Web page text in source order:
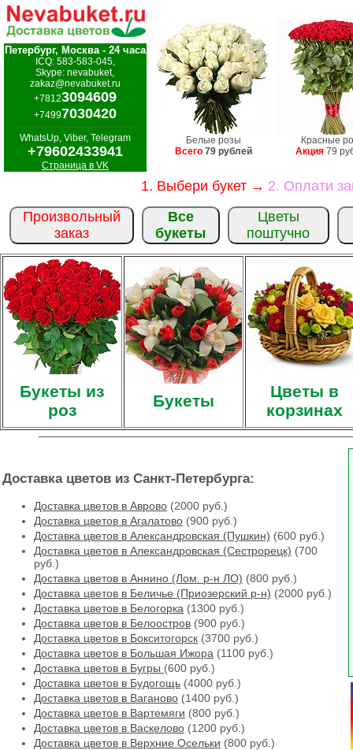
Петербург, Москва - 24 часа
ICQ: 583-583-045,
Skype: nevabuket,
zakaz@nevabuket.ru
+78123094609
+74997030420
WhatsUp, Viber, Telegram
+79602433941
Страница в VK
Белые розы
Всего 79 рублей
Красные
Акция 79
1. Выбери букет → 2. Оплати
Произвольный
заказ
Все
букеты
Цветы
поштучно
Букеты из
роз
Букеты
Цветы в
корзинах
Доставка цветов из Санкт-Петербурга:
Доставка цветов в Аврово (2000 руб.)
Доставка цветов в Агалатово (900 руб.)
Доставка цветов в Александровская (Пушкин) (600 руб.)
Доставка цветов в Александровская (Сестрорецк) (700
руб.)
Доставка цветов в Аннино (Лом. р-н ЛО) (800 руб.)
Доставка цветов в Беличье (Приозерский р-н) (2000 руб.)
Доставка цветов в Белогорка (1300 руб.)
Доставка цветов в Белоостров (900 руб.)
Доставка цветов в Бокситогорск (3700 руб.)
Доставка цветов в Большая Ижора (1100 руб.)
Доставка цветов в Бугры (600 руб.)
Доставка цветов в Будогощь (4000 руб.)
Доставка цветов в Ваганово (1400 руб.)
Доставка цветов в Вартемяги (800 руб.)
Доставка цветов в Васкелово (1200 руб.)
Доставка цветов в Верхние Осельки (800 руб.)